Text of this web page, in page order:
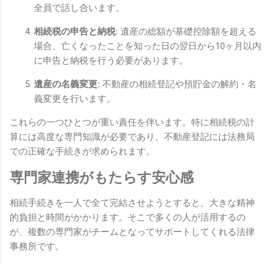
全員で話し合います。
相続税の申告と納税: 遺産の総額が基礎控除額を超える
場合、 亡くなったことを知った日の翌日から10ヶ月以内
に申告と納税を行う必要があります。
遺産の名義変更: 不動産の相続登記や預貯金の解約・名
義変更を行います。
これらの一つひとつが重い責任を伴います。 特に相続税の計
算には高度な専門知識が必要であり、 不動産登記には法務局
での正確な手続きが求められます。
専門家連携がもたらす安心感
相続手続きを一人で全て完結させようとすると、 大きな精神
的負担と時間がかかります。 そこで多くの人が活用するの
が、 複数の専門家がチームとなってサポートしてくれる法律
事務所です。